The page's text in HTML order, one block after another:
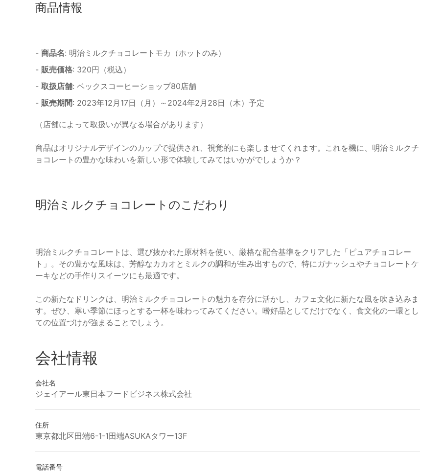
商品情報
- 商品名: 明治ミルクチョコレートモカ（ホットのみ）
- 販売価格: 320円（税込）
- 取扱店舗: ベックスコーヒーショップ80店舗
- 販売期間: 2023年12月17日（月）～2024年2月28日（木）予定
（店舗によって取扱いが異なる場合があります）
商品はオリジナルデザインのカップで提供され、視覚的にも楽しませてくれます。これを機に、明治ミルクチ
ョコレートの豊かな味わいを新しい形で体験してみてはいかがでしょうか？
明治ミルクチョコレートのこだわり
明治ミルクチョコレートは、選び抜かれた原材料を使い、厳格な配合基準をクリアした「ピュアチョコレー
ト」。その豊かな風味は、芳醇なカカオとミルクの調和が生み出すもので、特にガナッシュやチョコレートケ
ーキなどの手作りスイーツにも最適です。
この新たなドリンクは、明治ミルクチョコレートの魅力を存分に活かし、カフェ文化に新たな風を吹き込みま
す。ぜひ、寒い季節にほっとする一杯を味わってみてください。嗜好品としてだけでなく、食文化の一環とし
ての位置づけが強まることでしょう。
会社情報
会社名
ジェイアール東日本フードビジネス株式会社
住所
東京都北区田端6-1-1田端ASUKAタワー13F
電話番号